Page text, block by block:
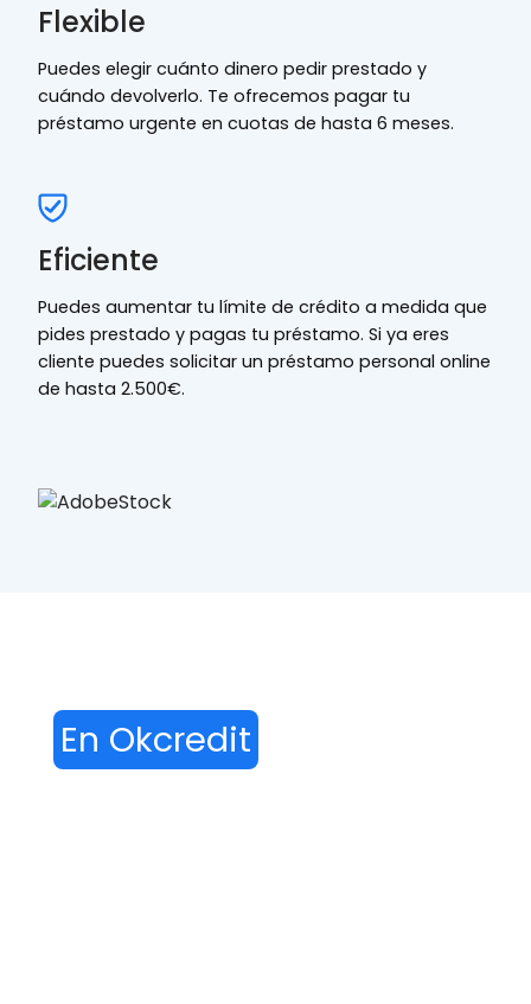
Flexible
Puedes elegir cuánto dinero pedir prestado y
cuándo devolverlo. Te ofrecemos pagar tu
préstamo urgente en cuotas de hasta 6 meses.
Eficiente
Puedes aumentar tu límite de crédito a medida que
pides prestado y pagas tu préstamo. Si ya eres
cliente puedes solicitar un préstamo personal online
de hasta 2.500€.
En Okcredit